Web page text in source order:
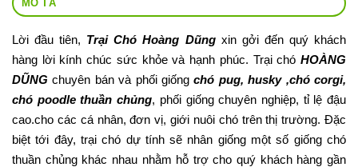
MÔ TẢ
Lời đầu tiên, Trại Chó Hoàng Dũngxin gởi đến quý khách
hàng lời kính chúc sức khỏe và hạnh phúc. Trại chó HOÀNG
DŨNG chuyên bán và phối giốngchó pug, husky ,chó corgi,
chó poodle thuần chủng, phối giống chuyên nghiệp, tỉ lệ đậu
cao.cho các cá nhân, đơn vị, giới nuôi chó trên thị trường. Đặc
biệt tới đây, trại chó dự tính sẽ nhân giống một số giống chó
thuần chủng khác nhau nhằm hỗ trợ cho quý khách hàng gần